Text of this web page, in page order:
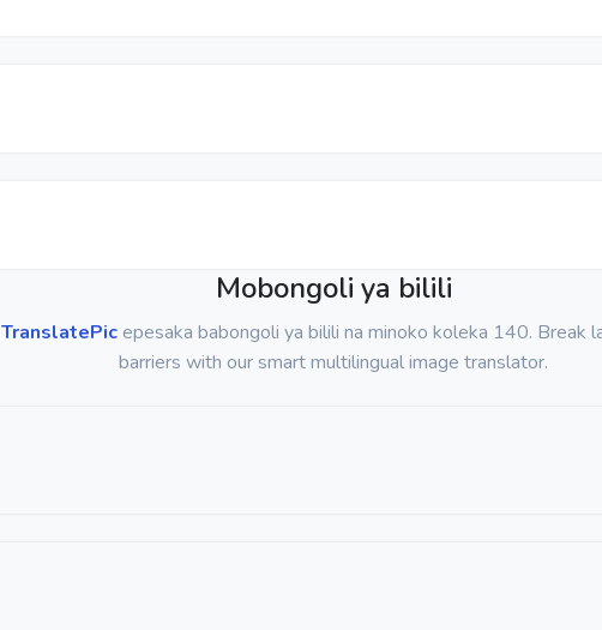
Mobongoli ya bilili
TranslatePicepesaka babongoli ya bilili na minoko koleka 140. Break
barriers with our smart multilingual image translator.